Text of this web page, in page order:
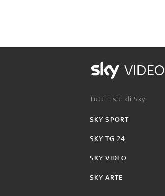
VIDEO
Tutti i siti di Sky:
SKY SPORT
SKY TG 24
SKY VIDEO
SKY ARTE